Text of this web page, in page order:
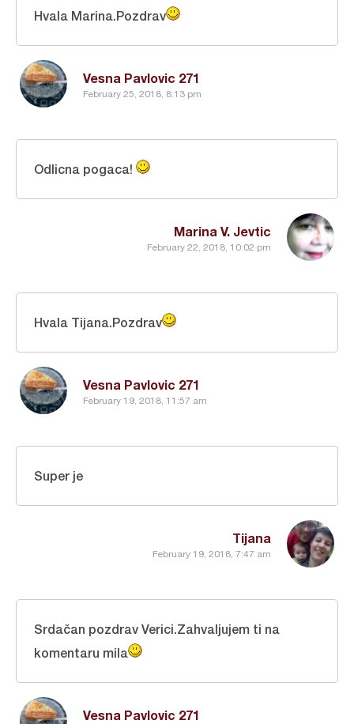
Vesna Pavlovic 271
February 25, 2018, 8:13 pm
Hvala Marina.Pozdrav
Marina V. Jevtic
February 22, 2018, 10:02 pm
Odlicna pogaca!
Vesna Pavlovic 271
February 19, 2018, 11:57 am
Hvala Tijana.Pozdrav
Tijana
February 19, 2018, 7:47 am
Super je
Vesna Pavlovic 271
Srdačan pozdrav Verici.Zahvaljujem ti na
komentaru mila